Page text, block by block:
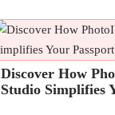
Discover How
Studio Simplifies